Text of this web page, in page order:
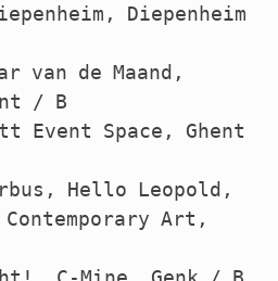
Diepenheim
van de Maand,
/ B
Event Space, Ghent
Hello Leopold,
Art,